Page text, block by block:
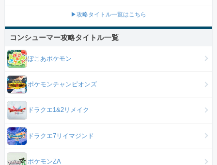
▶攻略タイトル一覧はこちら
コンシューマー攻略タイトル一覧
ぽこあポケモン
ポケモンチャンピオンズ
ドラクエ1&2リメイク
ドラクエ7リイマジンド
ポケモンZA